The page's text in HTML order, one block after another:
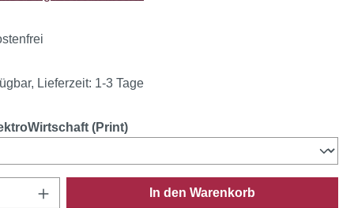
Lieferzeit: 1-3 Tage
(Print)auswählen
Gib den gewünschten Wert ein
In den Warenkorb